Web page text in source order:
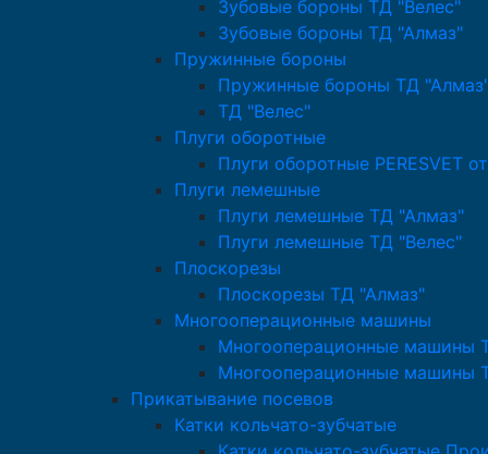
Зубовые бороны ТД "Велес"
Зубовые бороны ТД "Алмаз"
Пружинные бороны
Пружинные бороны ТД
ТД "Велес"
Плуги оборотные
Плуги оборотные PERESVET
Плуги лемешные
Плуги лемешные ТД "Алмаз"
Плуги лемешные ТД "Велес"
Плоскорезы
Плоскорезы ТД "Алмаз"
Многооперационные машины
Многооперационные машины
Многооперационные машины
Прикатывание посевов
Катки кольчато-зубчатые